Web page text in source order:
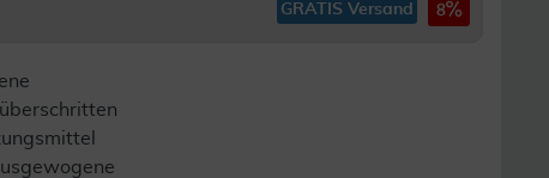
GRATIS Versand 8